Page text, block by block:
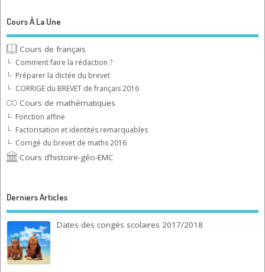
Cours À La Une
Cours de français
Comment faire la rédaction ?
Préparer la dictée du brevet
CORRIGE du BREVET de français 2016
Cours de mathématiques
Fonction affine
Factorisation et identités remarquables
Corrigé du brevet de maths 2016
Cours d’histoire-géo-EMC
Derniers Articles
Dates des congés scolaires 2017/2018